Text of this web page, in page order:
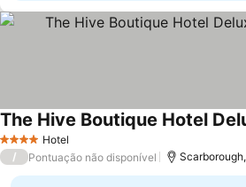
4 EstrelasHotel
/ Pontuação não disponível